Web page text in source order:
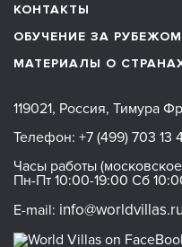
КОНТАКТЫ
ОБУЧЕНИЕ ЗА РУБЕЖОМ
МАТЕРИАЛЫ О
119021, Россия, Тимура
Телефон: +7 (499) 703 13
Часы работы
Пн-Пт 10:00-19:00 Сб
E-mail: info@worldvillas.ru